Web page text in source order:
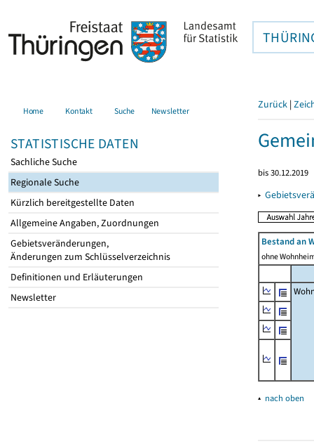
Home Kontakt Suche Newsletter
STATISTISCHE DATEN
Sachliche Suche
Regionale Suche
Kürzlich bereitgestellte Daten
Allgemeine Angaben, Zuordnungen
Gebietsveränderungen,
Änderungen zum Schlüsselverzeichnis
Definitionen und Erläuterungen
Newsletter
Zurück |
bis 30.12.2019
▸
Bestand an
ohne
▴ nach oben